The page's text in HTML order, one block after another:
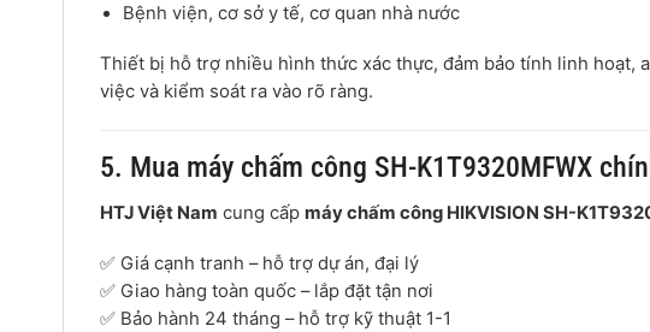
Bệnh viện, cơ sở y tế, cơ quan nhà nước
Thiết bị hỗ trợ nhiều hình thức xác thực, đảm bảo tính linh hoạt,
việc và kiểm soát ra vào rõ ràng.
5. Mua máy chấm công SH-K1T9320MFWX
HTJ Việt Nam cung cấp máy chấm công HIKVISION SH-
✅ Giá cạnh tranh – hỗ trợ dự án, đại lý
✅ Giao hàng toàn quốc – lắp đặt tận nơi
✅ Bảo hành 24 tháng – hỗ trợ kỹ thuật 1-1